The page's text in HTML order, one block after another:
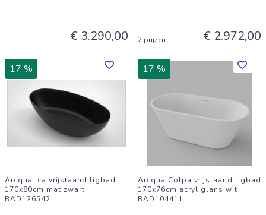
€ 3.290,00 2 prijzen € 2.972,00
17 %
Arcqua Ica vrijstaand ligbad
170x80cm mat zwart
BAD126542
17 %
Arcqua Colpa vrijstaand ligbad
170x76cm acryl glans wit
BAD104411